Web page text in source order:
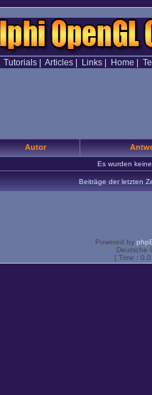
Tutorials| Articles| Links| Home
Autor
Es wurden
Beiträge der letzten
Powered by
Deutsche
[ Time :